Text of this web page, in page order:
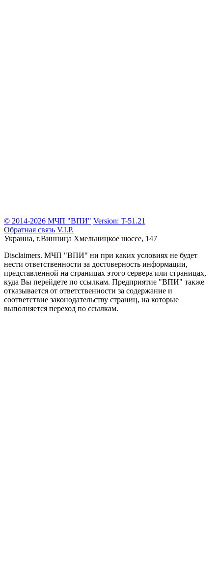
© 2014-2026 МЧП "ВПИ" Version: T-51.21
Обратная связь V.I.P.
Украина, г.Винница Хмельницкое шоссе, 147
Disclaimers. МЧП "ВПИ" ни при каких условиях не будет
нести ответственности за достоверность информации,
представленной на страницах этого сервера или страницах,
куда Вы перейдете по ссылкам. Предприятие "ВПИ" также
отказывается от ответственности за содержание и
соответствие законодательству страниц, на которые
выполняется переход по ссылкам.